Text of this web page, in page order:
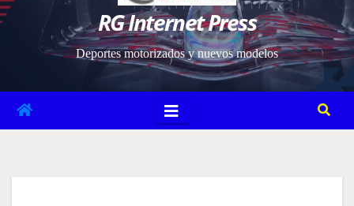
RG Internet Press
Deportes motorizados y nuevos modelos